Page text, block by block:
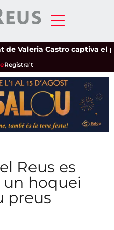
Castro captiva el
Registra't
Reus es
un hoquei
preus